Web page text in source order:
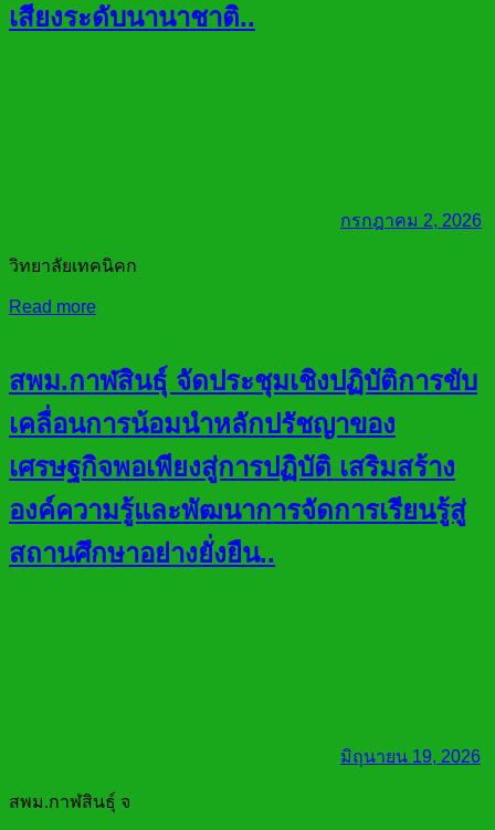
เสียงระดับนานาชาติ..
กรกฎาคม 2, 2026
วิทยาลัยเทคนิคก
Read more
สพม.กาฬสินธุ์ จัดประชุมเชิงปฏิบัติการขับ
เคลื่อนการน้อมนำหลักปรัชญาของ
เศรษฐกิจพอเพียงสู่การปฏิบัติ เสริมสร้าง
องค์ความรู้และพัฒนาการจัดการเรียนรู้สู่
สถานศึกษาอย่างยั่งยืน..
มิถุนายน 19, 2026
สพม.กาฬสินธุ์ จ